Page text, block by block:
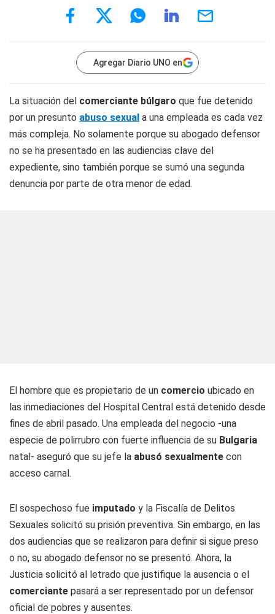
Agregar Diario UNO en
La situación del comerciante búlgaro que fue detenido
por un presunto abuso sexual a una empleada es cada vez
más compleja. No solamente porque su abogado defensor
no se ha presentado en las audiencias clave del
expediente, sino también porque se sumó una segunda
denuncia por parte de otra menor de edad.
El hombre que es propietario de un comercio ubicado en
las inmediaciones del Hospital Central está detenido desde
fines de abril pasado. Una empleada del negocio -una
especie de polirrubro con fuerte influencia de su Bulgaria
natal- aseguró que su jefe la abusó sexualmente con
acceso carnal.
El sospechoso fue imputado y la Fiscalía de Delitos
Sexuales solicitó su prisión preventiva. Sin embargo, en las
dos audiencias que se realizaron para definir si sigue preso
o no, su abogado defensor no se presentó. Ahora, la
Justicia solicitó al letrado que justifique la ausencia o el
comerciante pasará a ser representado por un defensor
oficial de pobres y ausentes.